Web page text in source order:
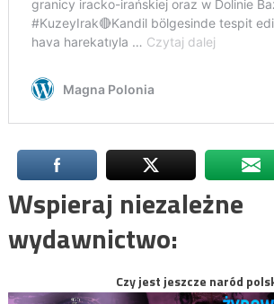
Wspieraj niezależne
wydawnictwo:
Czy jest jeszcze naród